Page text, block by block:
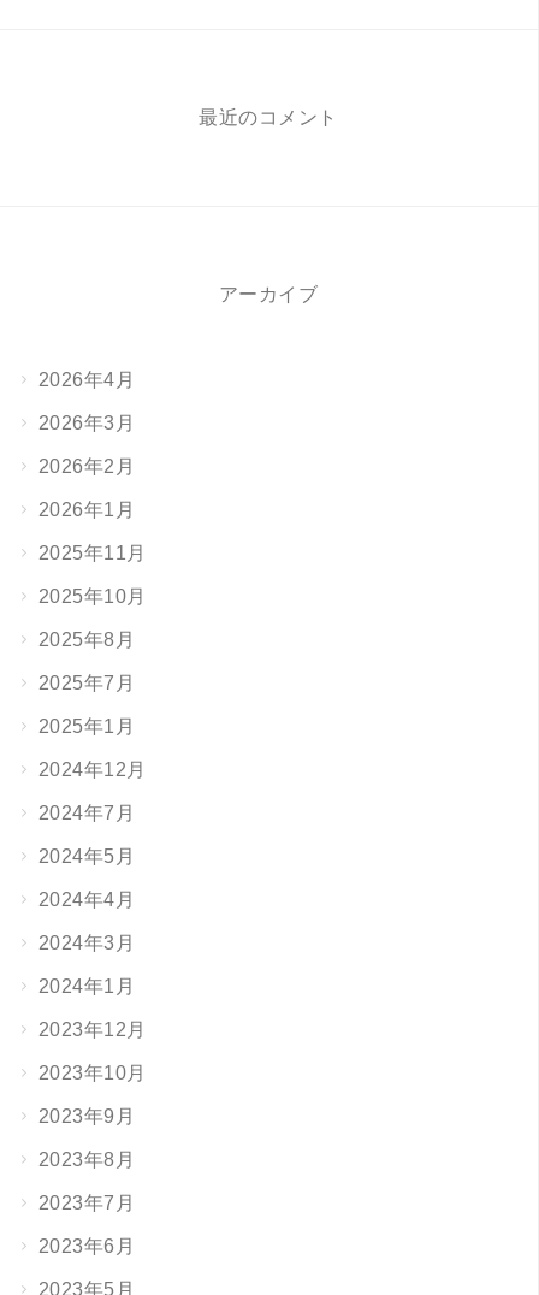
最近のコメント
アーカイブ
2026年4月
2026年3月
2026年2月
2026年1月
2025年11月
2025年10月
2025年8月
2025年7月
2025年1月
2024年12月
2024年7月
2024年5月
2024年4月
2024年3月
2024年1月
2023年12月
2023年10月
2023年9月
2023年8月
2023年7月
2023年6月
2023年5月